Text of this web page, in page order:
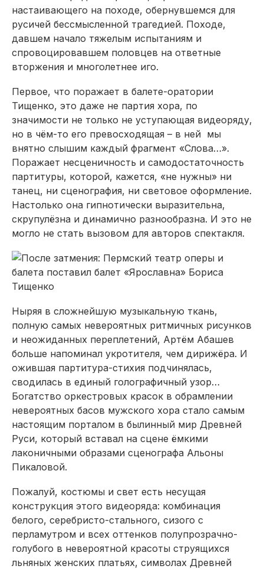
настаивающего на походе, обернувшемся для
русичей бессмысленной трагедией. Походе,
давшем начало тяжелым испытаниям и
спровоцировавшем половцев на ответные
вторжения и многолетнее иго.
Первое, что поражает в балете-оратории
Тищенко, это даже не партия хора, по
значимости не только не уступающая видеоряду,
но в чём-то его превосходящая – в ней мы
внятно слышим каждый фрагмент «Слова…».
Поражает несценичность и самодостаточность
партитуры, которой, кажется, «не нужны» ни
танец, ни сценография, ни световое оформление.
Настолько она гипнотически выразительна,
скрупулёзна и динамично разнообразна. И это не
могло не стать вызовом для авторов спектакля.
Ныряя в сложнейшую музыкальную ткань,
полную самых невероятных ритмичных рисунков
и неожиданных переплетений, Артём Абашев
больше напоминал укротителя, чем дирижёра. И
ожившая партитура-стихия подчинялась,
сводилась в единый голографичный узор…
Богатство оркестровых красок в обрамлении
невероятных басов мужского хора стало самым
настоящим порталом в былинный мир Древней
Руси, который вставал на сцене ёмкими
лаконичными образами сценографа Альоны
Пикаловой.
Пожалуй, костюмы и свет есть несущая
конструкция этого видеоряда: комбинация
белого, серебристо-стального, сизого с
перламутром и всех оттенков полупрозрачно-
голубого в невероятной красоты струящихся
льняных женских платьях, символах Древней